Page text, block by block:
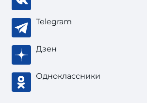
Telegram
Дзен
Одноклассники